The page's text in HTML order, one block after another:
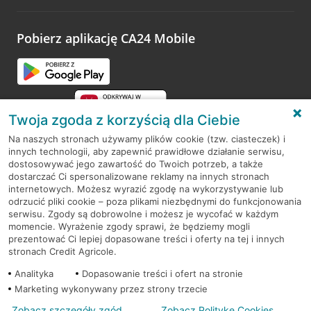
opinie.
Pobierz aplikację CA24 Mobile
RODO
Regulamin serwisu
Mapa serwisu
PolitykaCookies
Twoja zgoda z korzyścią dla Ciebie
Na naszych stronach używamy plików cookie (tzw. ciasteczek) i
innych technologii, aby zapewnić prawidłowe działanie serwisu,
dostosowywać jego zawartość do Twoich potrzeb, a także
dostarczać Ci spersonalizowane reklamy na innych stronach
internetowych. Możesz wyrazić zgodę na wykorzystywanie lub
odrzucić pliki cookie – poza plikami niezbędnymi do funkcjonowania
serwisu. Zgody są dobrowolne i możesz je wycofać w każdym
momencie. Wyrażenie zgody sprawi, że będziemy mogli
prezentować Ci lepiej dopasowane treści i oferty na tej i innych
stronach Credit Agricole.
Analityka
Dopasowanie treści i ofert na stronie
Marketing wykonywany przez strony trzecie